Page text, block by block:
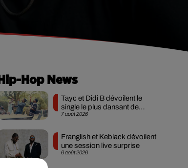
Hip-Hop News
7 août 2026
Tayc et Didi B dévoilent le
single le plus dansant de
l’année
6 août 2026
Franglish et Keblack dévoilent
une session live surprise